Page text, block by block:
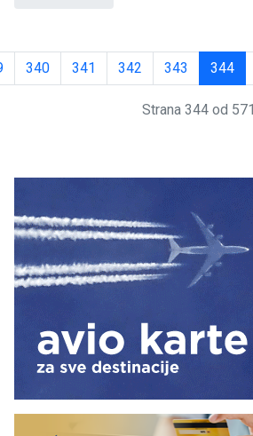
340 341 342 343 344
Strana 344 od 571